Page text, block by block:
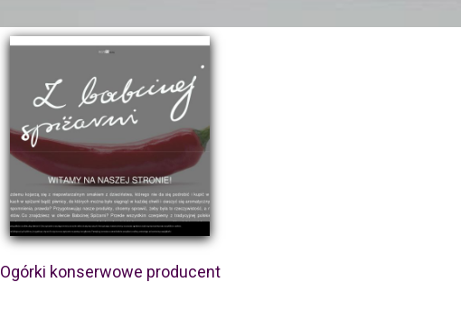
Ogórki konserwowe producent